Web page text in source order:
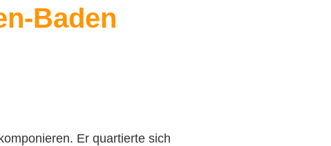
Baden
Er quartierte sich